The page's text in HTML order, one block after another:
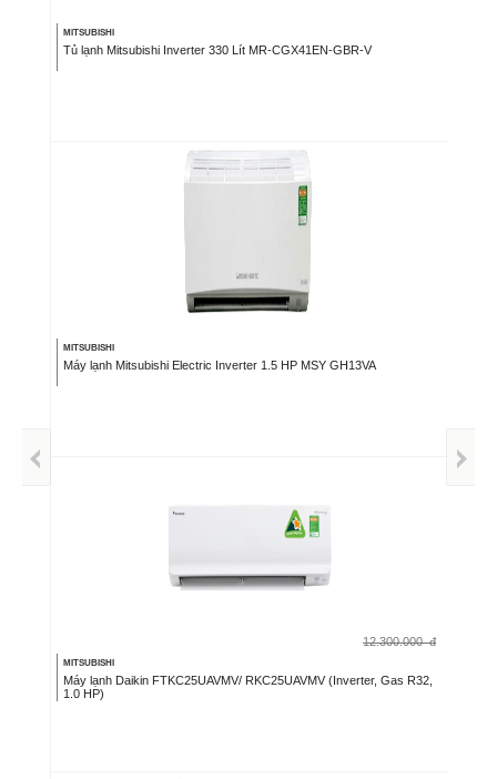
MITSUBISHI
Tủ lạnh Mitsubishi Inverter 330 Lít MR-CGX41EN-GBR-V
MITSUBISHI
Máy lạnh Mitsubishi Electric Inverter 1.5 HP MSY GH13VA
12.300.000 đ
MITSUBISHI
Máy lạnh Daikin FTKC25UAVMV/ RKC25UAVMV (Inverter, Gas R32,
1.0 HP)